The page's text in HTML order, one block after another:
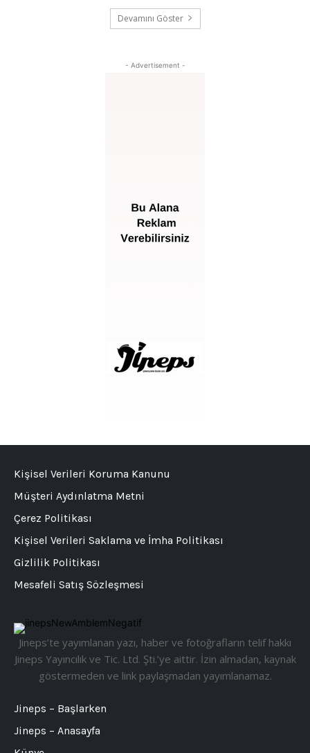
Devamını Göster
- Advertisement -
Jineps’te yayımlanan yazı, haber ve fotoğrafların telif hakkı
Jineps Yayıncılık ve Tic. Ltd. Şti.’ye aittir. İzin almadan, kaynak
göstermeden ve link paylaşmadan yayımlanamaz.
Jineps – Başlarken
Jineps – Anasayfa
Kişisel Verileri Koruma Kanunu
Müşteri Aydınlatma Metni
Çerez Politikası
Kişisel Verileri Saklama ve İmha Politikası
Gizlilik Politikası
Mesafeli Satış Sözleşmesi